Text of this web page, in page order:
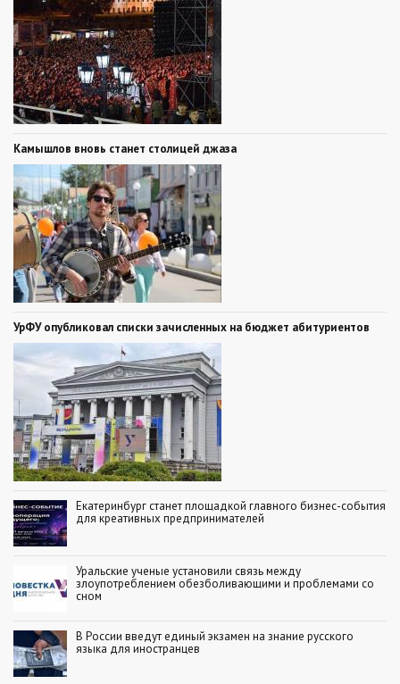
Камышлов вновь станет столицей джаза
УрФУ опубликовал списки зачисленных на бюджет абитуриентов
Екатеринбург станет площадкой главного бизнес-события
для креативных предпринимателей
Уральские ученые установили связь между
злоупотреблением обезболивающими и проблемами со
сном
В России введут единый экзамен на знание русского
языка для иностранцев